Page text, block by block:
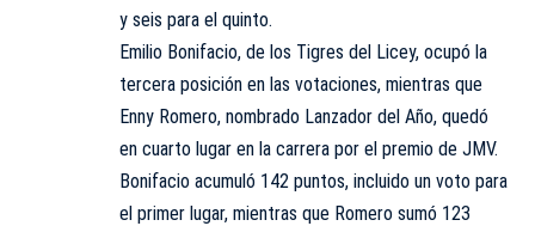
y seis para el quinto.
Emilio Bonifacio, de los Tigres del Licey, ocupó la
tercera posición en las votaciones, mientras que
Enny Romero, nombrado Lanzador del Año, quedó
en cuarto lugar en la carrera por el premio de JMV.
Bonifacio acumuló 142 puntos, incluido un voto para
el primer lugar, mientras que Romero sumó 123